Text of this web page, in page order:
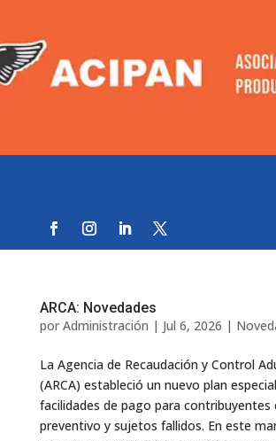
ARCA: Novedades
por Administración | Jul 6, 2026 |
La Agencia de Recaudación y Control
(ARCA) estableció un nuevo plan
facilidades de pago para contribuyentes
preventivo y sujetos fallidos. En este